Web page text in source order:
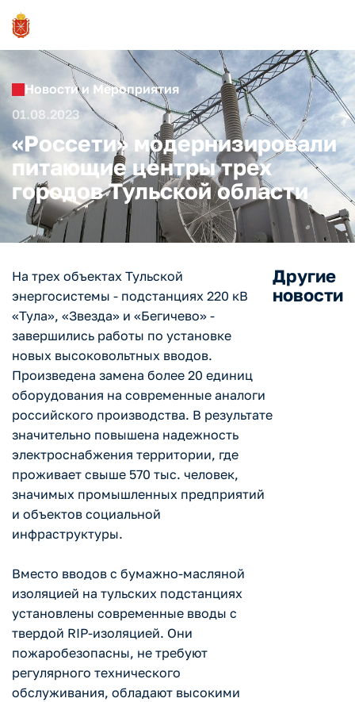
Новости и Мероприятия
01.08.2023
«Россети» модернизировали
питающие центры трех
городов Тульской области
На трех объектах Тульской
энергосистемы - подстанциях 220 кВ
«Тула», «Звезда» и «Бегичево» -
завершились работы по установке
новых высоковольтных вводов.
Произведена замена более 20 единиц
оборудования на современные аналоги
российского производства. В результате
значительно повышена надежность
электроснабжения территории, где
проживает свыше 570 тыс. человек,
значимых промышленных предприятий
и объектов социальной
инфраструктуры.
Вместо вводов с бумажно-масляной
изоляцией на тульских подстанциях
установлены современные вводы с
твердой RIP-изоляцией. Они
пожаробезопасны, не требуют
регулярного технического
обслуживания, обладают высокими
Другие
новости